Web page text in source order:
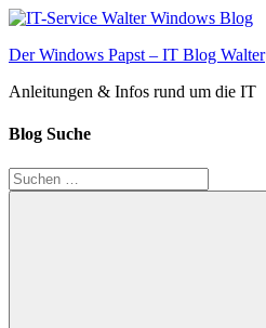
Zum
springen
Der Windows Papst – IT Blog Walter
Anleitungen & Infos rund um die IT
Blog Suche
Suchen
nach: